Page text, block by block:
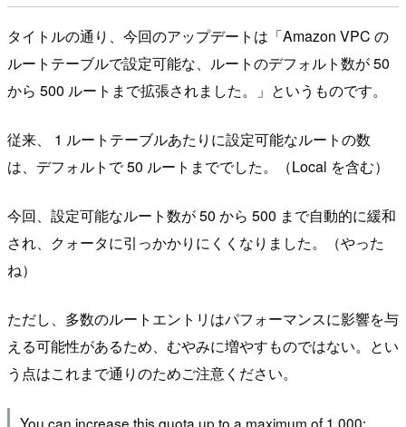
タイトルの通り、今回のアップデートは「Amazon VPC の
ルートテーブルで設定可能な、ルートのデフォルト数が 50
から 500 ルートまで拡張されました。」というものです。
従来、 1 ルートテーブルあたりに設定可能なルートの数
は、デフォルトで 50 ルートまででした。（Local を含む）
今回、設定可能なルート数が 50 から 500 まで自動的に緩和
され、クォータに引っかかりにくくなりました。（やった
ね）
ただし、多数のルートエントリはパフォーマンスに影響を与
える可能性があるため、むやみに増やすものではない。とい
う点はこれまで通りのためご注意ください。
You can increase this quota up to a maximum of 1,000;